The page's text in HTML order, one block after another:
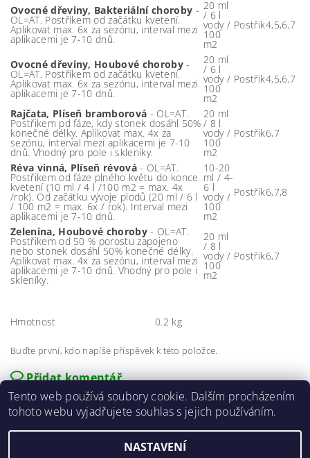
Ovocné dřeviny, Bakteriální choroby -
OL=AT. Postřikem od začátku kvetení.
Aplikovat max. 6x za sezónu, interval mezi
aplikacemi je 7-10 dnů.
20 ml
/ 6 l
vody /
100
m2
Postřik4,5,6,7
Ovocné dřeviny, Houbové choroby-
OL=AT. Postřikem od začátku kvetení.
Aplikovat max. 6x za sezónu, interval mezi
aplikacemi je 7-10 dnů.
20 ml
/ 6 l
vody /
100
m2
Postřik4,5,6,7
Rajčata, Plíseň bramborová - OL=AT.
Postřikem pd fáze, kdy stonek dosáhl 50%
konečné délky. Aplikovat max. 4x za
sezónu, interval mezi aplikacemi je 7-10
dnů. Vhodný pro pole i skleníky.
20 ml
/ 8 l
vody /
100
m2
Postřik6,7
Réva vinná, Plíseň révová - OL=AT.
Postřikem od fáze plného květu do konce
kvetení (10 ml / 4 l /100 m2 = max. 4x
/rok). Od začátku vývoje plodů (20 ml / 6 l
/ 100 m2 = max. 6x / rok). Interval mezi
aplikacemi je 7-10 dnů.
10-20
ml / 4-
6 l
vody /
100
m2
Postřik6,7,8
Zelenina, Houbové choroby - OL=AT.
Postřikem od 50 % porostu zapojeno
nebo stonek dosáhl 50% konečné délky.
Aplikovat max. 4x za sezónu, interval mezi
aplikacemi je 7-10 dnů. Vhodný pro pole i
skleníky.
20 ml
/ 8 l
vody /
100
m2
Postřik6,7
Hmotnost 0.2 kg
Buďte první, kdo napíše příspěvek k této položce.
Přidat komentář
Tento web používá soubory cookie. Dalším procházením
tohoto webu vyjadřujete souhlas s jejich používáním.
NASTAVENÍ